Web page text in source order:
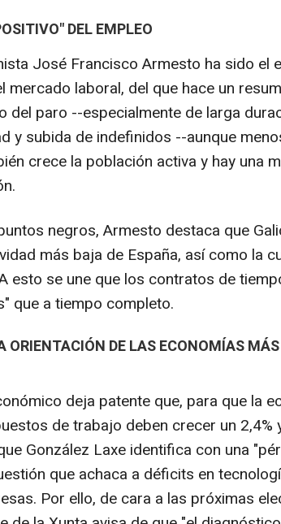
DEL EMPLEO
José Francisco Armesto ha sido el
mercado laboral, del que hace un
del paro --especialmente de larga
y subida de indefinidos --aunque
crece la población activa y hay una
negros, Armesto destaca que
más baja de España, así como la
esto se une que los contratos de
que a tiempo completo.
ORIENTACIÓN DE LAS ECONOMÍAS
deja patente que, para que la
de trabajo deben crecer un 2,4%
González Laxe identifica con una
que achaca a déficits en
Por ello, de cara a las próximas